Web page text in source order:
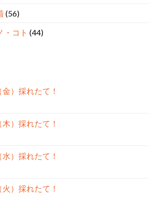
(56)
・コト (44)
）採れたて！
）採れたて！
）採れたて！
）採れたて！